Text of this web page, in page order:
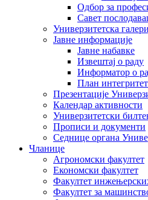
Одбор за
Савет
Универзитетска
Јавне информације
Јавне набавке
Извештај о раду
Информатор о
План
Презентације
Календар активности
Универзитетски
Прописи и документи
Седнице органа
Чланице
Агрономски факултет
Економски факултет
Факултет
Факултет за